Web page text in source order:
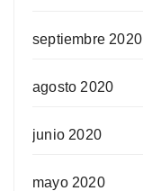
septiembre 2020
agosto 2020
junio 2020
mayo 2020